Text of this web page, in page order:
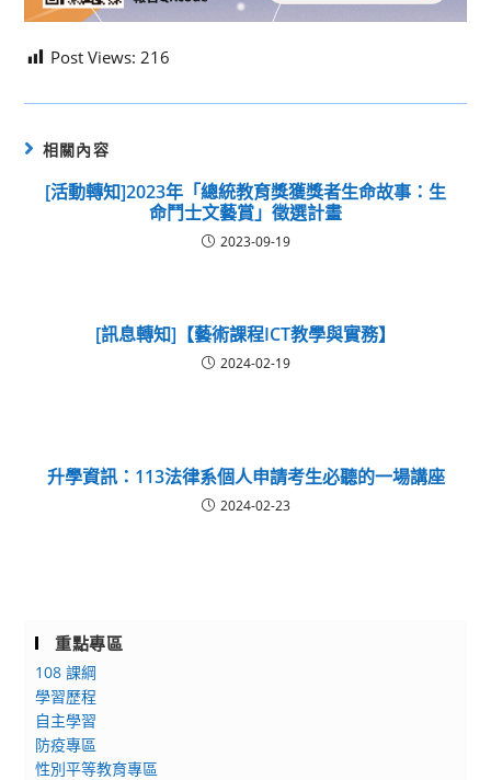
Post Views: 216
相關內容
[活動轉知]2023年「總統教育獎獲獎者生命故事：生
命鬥士文藝賞」徵選計畫
2023-09-19
[訊息轉知]【藝術課程ICT教學與實務】
2024-02-19
升學資訊：113法律系個人申請考生必聽的一場講座
2024-02-23
重點專區
108 課綱
學習歷程
自主學習
防疫專區
性別平等教育專區